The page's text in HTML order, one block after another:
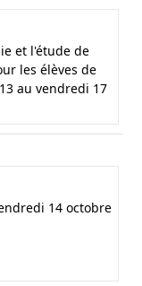
et l'étude de
les élèves de
au vendredi 17
14 octobre